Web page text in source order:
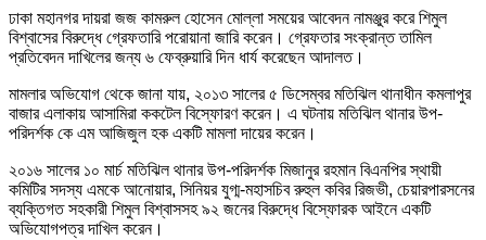
ঢাকা মহানগর দায়রা জজ কামরুল হোসেন মোল্লা সময়ের আবেদন নামঞ্জুর করে শিমুল
বিশ্বাসের বিরুদ্ধে গ্রেফতারি পরোয়ানা জারি করেন। গ্রেফতার সংক্রান্ত তামিল
প্রতিবেদন দাখিলের জন্য ৬ ফেব্রুয়ারি দিন ধার্য করেছেন আদালত।
মামলার অভিযোগ থেকে জানা যায়, ২০১৩ সালের ৫ ডিসেম্বর মতিঝিল থানাধীন কমলাপুর
বাজার এলাকায় আসামিরা ককটেল বিস্ফোরণ করেন। এ ঘটনায় মতিঝিল থানার উপ-
পরিদর্শক কে এম আজিজুল হক একটি মামলা দায়ের করেন।
২০১৬ সালের ১০ মার্চ মতিঝিল থানার উপ-পরিদর্শক মিজানুর রহমান বিএনপির স্থায়ী
কমিটির সদস্য এমকে আনোয়ার, সিনিয়র যুগ্ম-মহাসচিব রুহুল কবির রিজভী, চেয়ারপারসনের
ব্যক্তিগত সহকারী শিমুল বিশ্বাসসহ ৯২ জনের বিরুদ্ধে বিস্ফোরক আইনে একটি
অভিযোগপত্র দাখিল করেন।